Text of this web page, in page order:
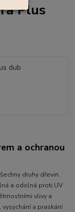
Plus
a ochranou
druhy dřevin.
a odolná proti UV
vlivy a
a praskání